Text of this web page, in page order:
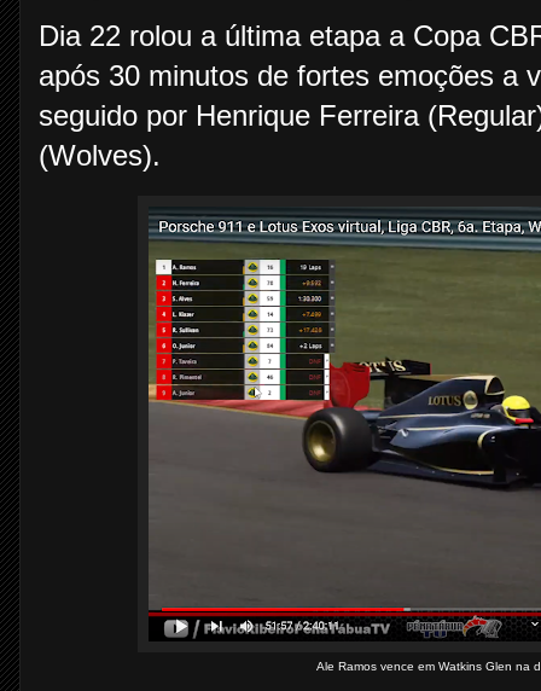
Dia 22 rolou a última etapa a Copa
após 30 minutos de fortes emoções a
seguido por Henrique Ferreira
(Wolves).
Ale Ramos vence em Watkins Glen na